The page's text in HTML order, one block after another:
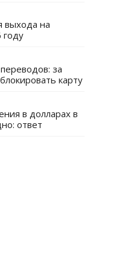
выхода на
году
за
карту
в долларах в
ответ